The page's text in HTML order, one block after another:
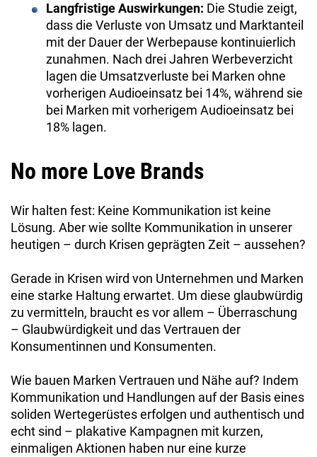
Langfristige Auswirkungen: Die Studie zeigt,
dass die Verluste von Umsatz und Marktanteil
mit der Dauer der Werbepause kontinuierlich
zunahmen. Nach drei Jahren Werbeverzicht
lagen die Umsatzverluste bei Marken ohne
vorherigen Audioeinsatz bei 14%, während sie
bei Marken mit vorherigem Audioeinsatz bei
18% lagen.
No more Love Brands
Wir halten fest: Keine Kommunikation ist keine
Lösung. Aber wie sollte Kommunikation in unserer
heutigen – durch Krisen geprägten Zeit – aussehen?
Gerade in Krisen wird von Unternehmen und Marken
eine starke Haltung erwartet. Um diese glaubwürdig
zu vermitteln, braucht es vor allem – Überraschung
– Glaubwürdigkeit und das Vertrauen der
Konsumentinnen und Konsumenten.
Wie bauen Marken Vertrauen und Nähe auf? Indem
Kommunikation und Handlungen auf der Basis eines
soliden Wertegerüstes erfolgen und authentisch und
echt sind – plakative Kampagnen mit kurzen,
einmaligen Aktionen haben nur eine kurze